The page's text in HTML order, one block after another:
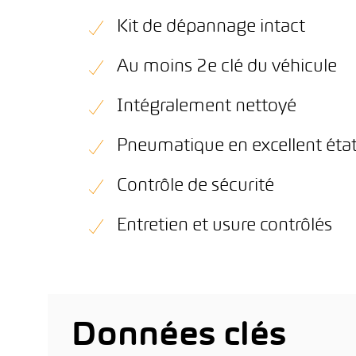
Kit de dépannage intact
Au moins 2e clé du véhicule
Intégralement nettoyé
Pneumatique en excellent
Contrôle de sécurité
Entretien et usure contrôlés
Données clés